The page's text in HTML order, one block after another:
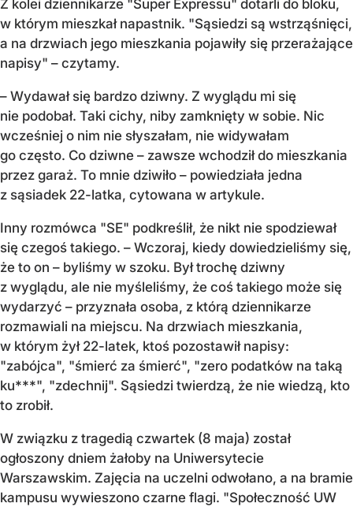
Z kolei dziennikarze "Super Expressu" dotarli do bloku,
w którym mieszkał napastnik. "Sąsiedzi są wstrząśnięci,
a na drzwiach jego mieszkania pojawiły się przerażające
napisy" – czytamy.
– Wydawał się bardzo dziwny. Z wyglądu mi się
nie podobał. Taki cichy, niby zamknięty w sobie. Nic
wcześniej o nim nie słyszałam, nie widywałam
go często. Co dziwne – zawsze wchodził do mieszkania
przez garaż. To mnie dziwiło – powiedziała jedna
z sąsiadek 22-latka, cytowana w artykule.
Inny rozmówca "SE" podkreślił, że nikt nie spodziewał
się czegoś takiego. – Wczoraj, kiedy dowiedzieliśmy się,
że to on – byliśmy w szoku. Był trochę dziwny
z wyglądu, ale nie myśleliśmy, że coś takiego może się
wydarzyć – przyznała osoba, z którą dziennikarze
rozmawiali na miejscu. Na drzwiach mieszkania,
w którym żył 22-latek, ktoś pozostawił napisy:
"zabójca", "śmierć za śmierć", "zero podatków na taką
ku***", "zdechnij". Sąsiedzi twierdzą, że nie wiedzą, kto
to zrobił.
W związku z tragedią czwartek (8 maja) został
ogłoszony dniem żałoby na Uniwersytecie
Warszawskim. Zajęcia na uczelni odwołano, a na bramie
kampusu wywieszono czarne flagi. "Społeczność UW